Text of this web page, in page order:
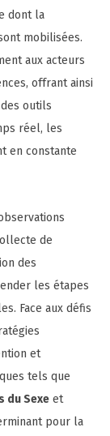
dont la
mobilisées.
aux acteurs
offrant ainsi
outils
réel, les
en constante
de
des
les étapes
Face aux défis
et
tels que
du Sexe et
pour la